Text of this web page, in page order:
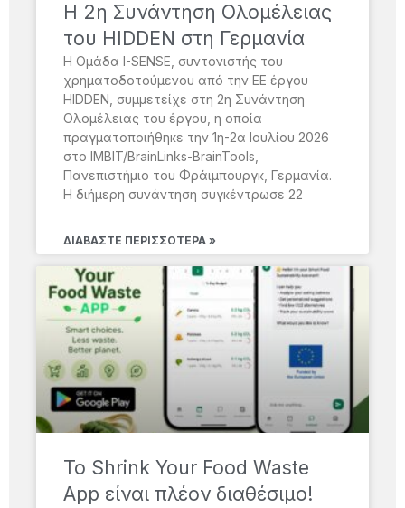
H 2η Συνάντηση Ολομέλειας
του HIDDEN στη Γερμανία
Η Ομάδα I-SENSE, συντονιστής του
χρηματοδοτούμενου από την ΕΕ έργου
HIDDEN, συμμετείχε στη 2η Συνάντηση
Ολομέλειας του έργου, η οποία
πραγματοποιήθηκε την 1η-2α Ιουλίου 2026
στο IMBIT/BrainLinks-BrainTools,
Πανεπιστήμιο του Φράιμπουργκ, Γερμανία.
Η διήμερη συνάντηση συγκέντρωσε 22
ΔΙΑΒΆΣΤΕ ΠΕΡΙΣΣΌΤΕΡΑ »
Το Shrink Your Food Waste
App είναι πλέον διαθέσιμο!